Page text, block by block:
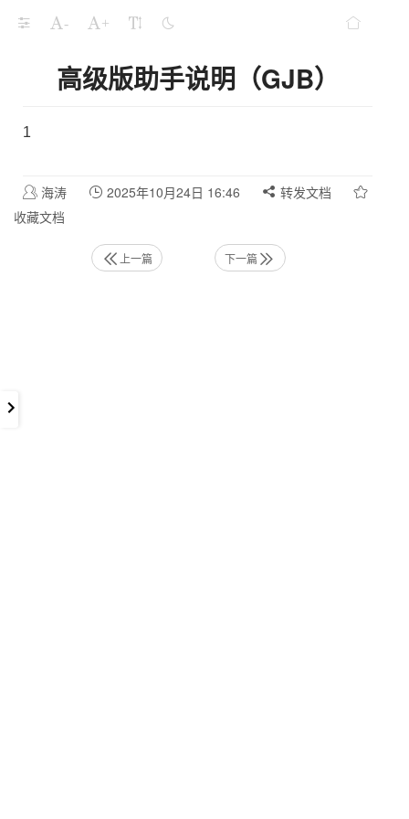
- +
高级版助手说明（GJB）
1
海涛 2025年10月24日 16:46
转发文档
收藏文档
上一篇 下一篇